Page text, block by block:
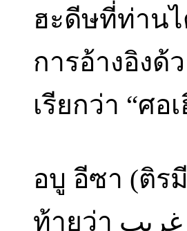
ฮะดีษที่ท่าน
การอ้างอิงด้
เรียกว่า “ศ
อบู อีซา (ติร